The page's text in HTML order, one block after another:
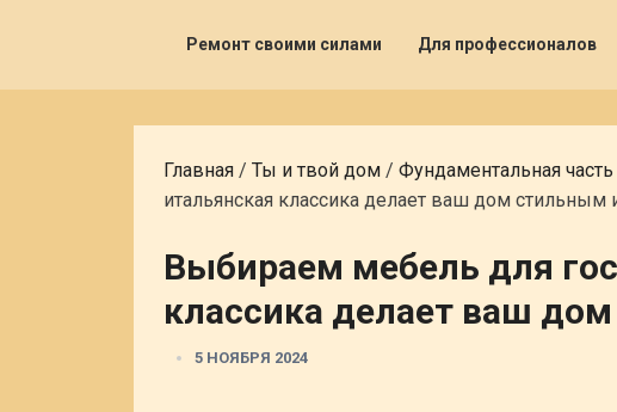
Ремонт своими силами Для профессионалов
Главная / Ты и твой дом / Фундаментальная часть
итальянская классика делает ваш дом
Выбираем мебель для
классика делает ваш
5 НОЯБРЯ 2024